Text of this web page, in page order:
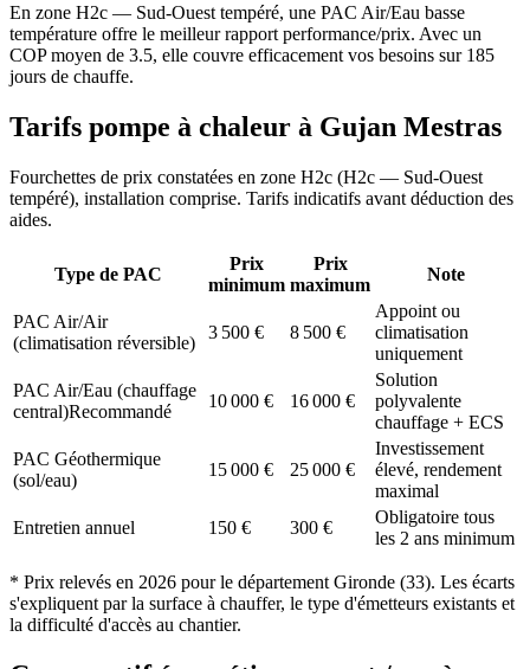
En zone H2c — Sud-Ouest tempéré, une PAC Air/Eau basse
température offre le meilleur rapport performance/prix. Avec un
COP moyen de 3.5, elle couvre efficacement vos besoins sur 185
jours de chauffe.
Tarifs pompe à chaleur à Gujan Mestras
Fourchettes de prix constatées en zone H2c (H2c — Sud-Ouest
tempéré), installation comprise. Tarifs indicatifs avant déduction des
aides.
Type de PAC
Prix
minimum
Prix
maximum
Note
PAC Air/Air
(climatisation réversible)
3 500 € 8 500 €
Appoint ou
climatisation
uniquement
PAC Air/Eau (chauffage
central)Recommandé
10 000 € 16 000 €
Solution
polyvalente
chauffage + ECS
PAC Géothermique
(sol/eau)
15 000 € 25 000 €
Investissement
élevé, rendement
maximal
Entretien annuel
150 € 300 €
Obligatoire tous
les 2 ans minimum
* Prix relevés en 2026 pour le département Gironde (33). Les écarts
s'expliquent par la surface à chauffer, le type d'émetteurs existants et
la difficulté d'accès au chantier.